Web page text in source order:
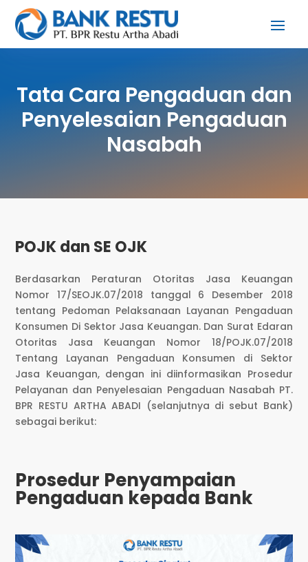
Tata Cara Pengaduan dan
Penyelesaian Pengaduan
Nasabah
POJK dan SE OJK
Berdasarkan Peraturan Otoritas Jasa Keuangan
Nomor 17/SEOJK.07/2018 tanggal 6 Desember 2018
tentang Pedoman Pelaksanaan Layanan Pengaduan
Konsumen Di Sektor Jasa Keuangan. Dan Surat Edaran
Otoritas Jasa Keuangan Nomor 18/POJK.07/2018
Tentang Layanan Pengaduan Konsumen di Sektor
Jasa Keuangan, dengan ini diinformasikan Prosedur
Pelayanan dan Penyelesaian Pengaduan Nasabah PT.
BPR RESTU ARTHA ABADI (selanjutnya di sebut Bank)
sebagai berikut:
Prosedur Penyampaian
Pengaduan kepada Bank